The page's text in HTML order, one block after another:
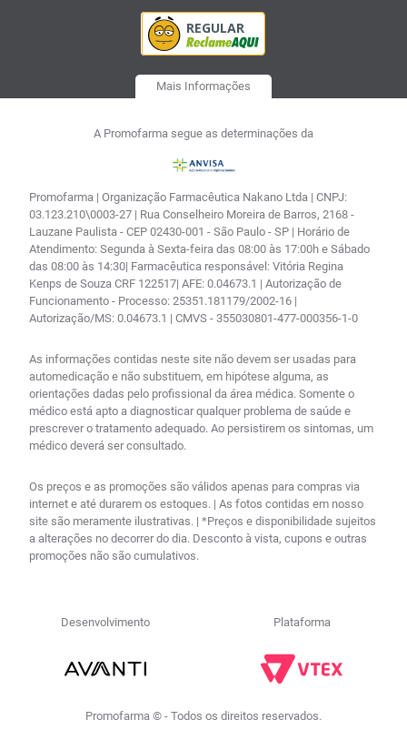
Mais Informações
A Promofarma segue as determinações da
Promofarma | Organização Farmacêutica Nakano Ltda | CNPJ:
03.123.210\0003-27 | Rua Conselheiro Moreira de Barros, 2168 -
Lauzane Paulista - CEP 02430-001 - São Paulo - SP | Horário de
Atendimento: Segunda à Sexta-feira das 08:00 às 17:00h e Sábado
das 08:00 às 14:30| Farmacêutica responsável: Vitória Regina
Kenps de Souza CRF 122517| AFE: 0.04673.1 | Autorização de
Funcionamento - Processo: 25351.181179/2002-16 |
Autorização/MS: 0.04673.1 | CMVS - 355030801-477-000356-1-0
As informações contidas neste site não devem ser usadas para
automedicação e não substituem, em hipótese alguma, as
orientações dadas pelo profissional da área médica. Somente o
médico está apto a diagnosticar qualquer problema de saúde e
prescrever o tratamento adequado. Ao persistirem os sintomas, um
médico deverá ser consultado.
Os preços e as promoções são válidos apenas para compras via
internet e até durarem os estoques. | As fotos contidas em nosso
site são meramente ilustrativas. | *Preços e disponibilidade sujeitos
a alterações no decorrer do dia. Desconto à vista, cupons e outras
promoções não são cumulativos.
Desenvolvimento Plataforma
Promofarma © - Todos os direitos reservados.